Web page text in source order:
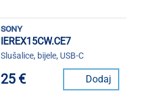
sony
IEREX15CW.CE7
Slušalice, bijele, USB-C
25 € Dodaj